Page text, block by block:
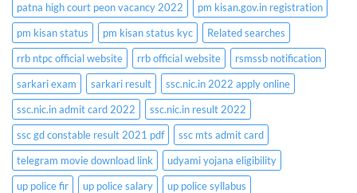
patna high court peon vacancy 2022
pm kisan.gov.in registration
pm kisan status
pm kisan status kyc
Related searches
rrb ntpc official website
rrb official website
rsmssb notification
sarkari exam
sarkari result
ssc.nic.in 2022 apply online
ssc.nic.in admit card 2022
ssc.nic.in result 2022
ssc gd constable result 2021 pdf
ssc mts admit card
telegram movie download link
udyami yojana eligibility
up police fir
up police salary
up police syllabus